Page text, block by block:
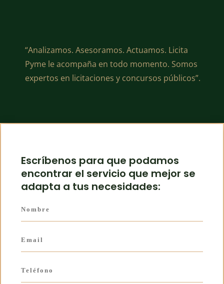
“Analizamos. Asesoramos. Actuamos. Licita
Pyme le acompaña en todo momento. Somos
expertos en licitaciones y concursos públicos”.
Escríbenos para que podamos
encontrar el servicio que mejor se
adapta a tus necesidades: